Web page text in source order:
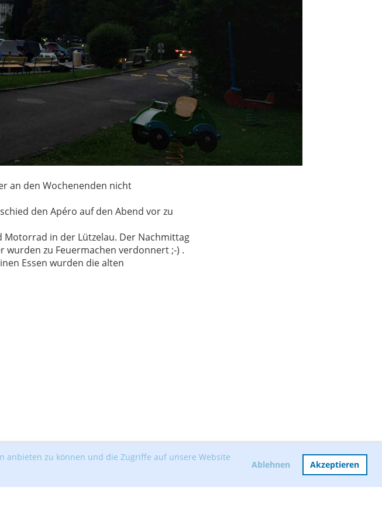
anbieten zu können und die Zugriffe auf unsere Website
Ablehnen Akzeptieren
an den Wochenenden nicht
den Apéro auf den Abend vor zu
in der Lützelau. Der Nachmittag
wurden zu Feuermachen verdonnert ;-) .
Essen wurden die alten